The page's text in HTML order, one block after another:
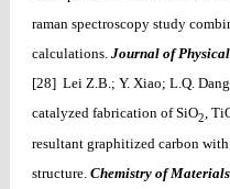
raman spectroscopy study
calculations. Journal of
[28] Lei Z.B.; Y. Xiao; L.Q.
catalyzed fabrication of SiO2,
resultant graphitized carbon
structure. Chemistry of Materials